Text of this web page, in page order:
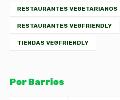
RESTAURANTES VEGETARIANOS
RESTAURANTES VEGFRIENDLY
TIENDAS VEGFRIENDLY
Por Barrios